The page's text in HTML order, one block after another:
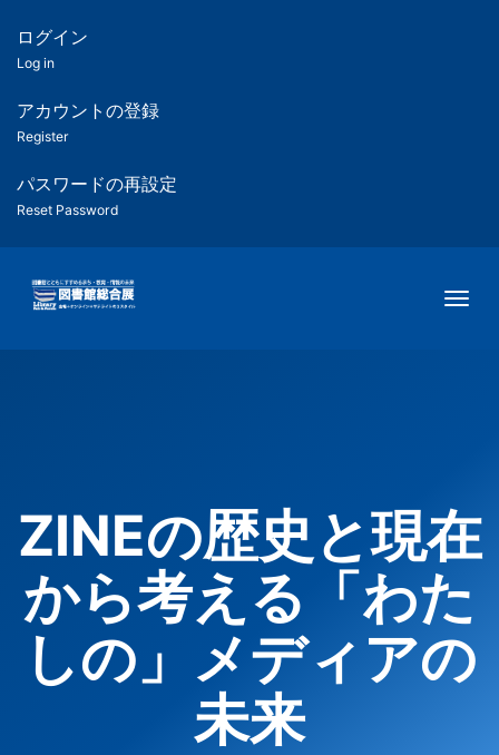
ツ
匿
名
ユ
ー
ー
用
メ
ログイン
Log in
アカウントの登録
Register
パスワードの再設定
Reset Password
ZINEの歴史と現在
から考える「わた
しの」メディアの
未来